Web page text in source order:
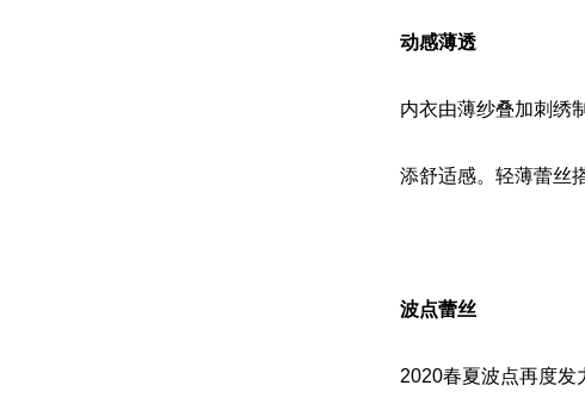
动感薄透
内衣由薄纱叠加刺绣
添舒适感。轻薄蕾丝
波点蕾丝
2020春夏波点再度发